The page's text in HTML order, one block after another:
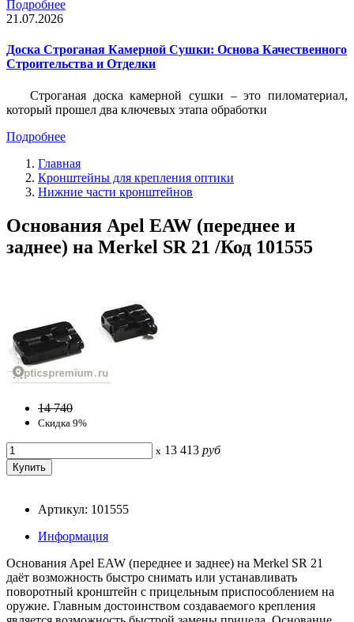
Подробнее
21.07.2026
Доска Строганая Камерной Сушки: Основа Качественного
Строительства и Отделки
Строганая доска камерной сушки – это пиломатериал,
который прошел два ключевых этапа обработки
Подробнее
Главная
Кронштейны для крепления оптики
Нижние части кронштейнов
Основания Apel EAW (переднее и
заднее) на Merkel SR 21 /Код 101555
14 740
Скидка 9%
x 13 413 руб
Артикул: 101555
Информация
Основания Apel EAW (переднее и заднее) на Merkel SR 21
даёт возможность быстро снимать или устанавливать
поворотный кронштейн с прицельным приспособлением на
оружие. Главным достоинством создаваемого крепления